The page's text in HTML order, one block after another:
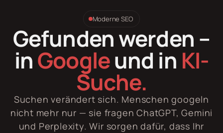
Moderne SEO
Gefunden werden –
inGoogleund in KI-
Suche.
Suchen verändert sich. Menschen googeln
nicht mehr nur — sie fragen ChatGPT, Gemini
und Perplexity. Wir sorgen dafür, dass Ihr